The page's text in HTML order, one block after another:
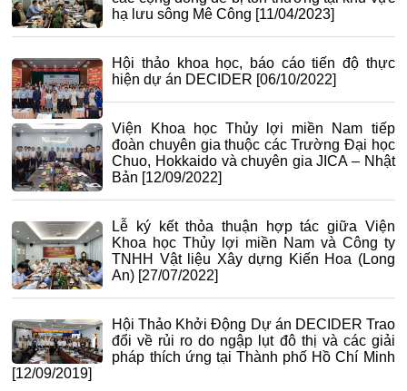
hạ lưu sông Mê Công [11/04/2023]
Hội thảo khoa học, báo cáo tiến độ thực
hiện dự án DECIDER [06/10/2022]
Viện Khoa học Thủy lợi miền Nam tiếp
đoàn chuyên gia thuộc các Trường Đại học
Chuo, Hokkaido và chuyên gia JICA – Nhật
Bản [12/09/2022]
Lễ ký kết thỏa thuận hợp tác giữa Viện
Khoa học Thủy lợi miền Nam và Công ty
TNHH Vật liệu Xây dựng Kiến Hoa (Long
An) [27/07/2022]
Hội Thảo Khởi Động Dự án DECIDER Trao
đổi về rủi ro do ngập lụt đô thị và các giải
pháp thích ứng tại Thành phố Hồ Chí Minh
[12/09/2019]